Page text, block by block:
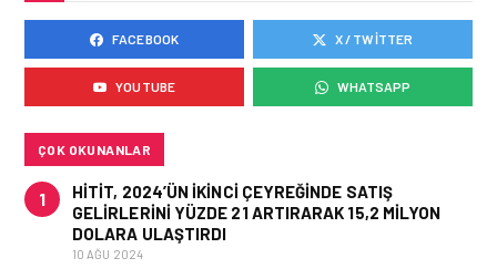
AIR ASTANA’DAN 2026
YILI İLK YARI FINANSAL
VE OPERASYONEL
FACEBOOK X / TWITTER
YOUTUBE WHATSAPP
ÇOK OKUNANLAR
1
HITIT, 2024’ÜN IKINCI ÇEYREĞINDE SATIŞ
GELIRLERINI YÜZDE 21 ARTIRARAK 15,2 MILYON
DOLARA ULAŞTIRDI
10 AĞU 2024